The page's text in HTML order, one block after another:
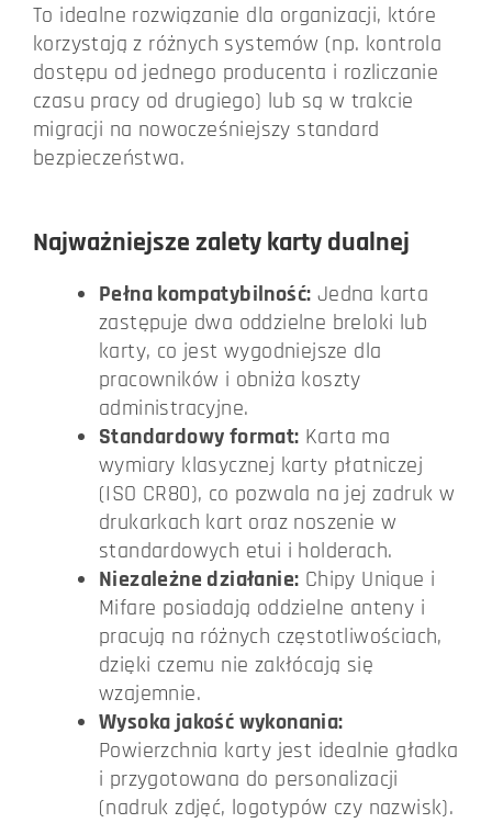
To idealne rozwiązanie dla organizacji, które
korzystają z różnych systemów (np. kontrola
dostępu od jednego producenta i rozliczanie
czasu pracy od drugiego) lub są w trakcie
migracji na nowocześniejszy standard
bezpieczeństwa.
Najważniejsze zalety karty dualnej
Pełna kompatybilność: Jedna karta
zastępuje dwa oddzielne breloki lub
karty, co jest wygodniejsze dla
pracowników i obniża koszty
administracyjne.
Standardowy format: Karta ma
wymiary klasycznej karty płatniczej
(ISO CR80), co pozwala na jej zadruk w
drukarkach kart oraz noszenie w
standardowych etui i holderach.
Niezależne działanie: Chipy Unique i
Mifare posiadają oddzielne anteny i
pracują na różnych częstotliwościach,
dzięki czemu nie zakłócają się
wzajemnie.
Wysoka jakość wykonania:
Powierzchnia karty jest idealnie gładka
i przygotowana do personalizacji
(nadruk zdjęć, logotypów czy nazwisk).